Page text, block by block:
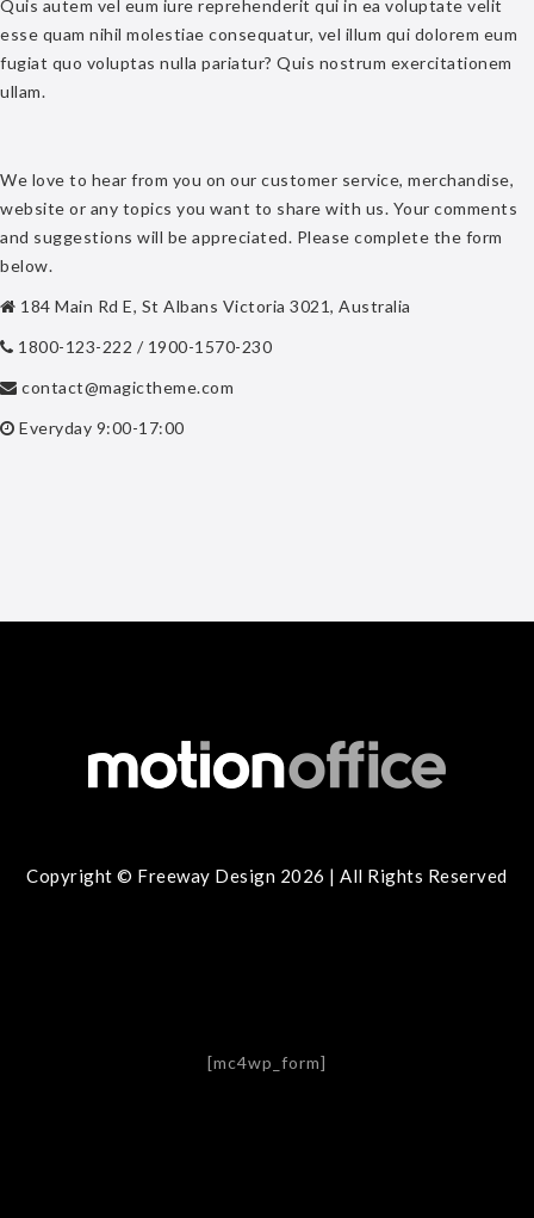
Quis autem vel eum iure reprehenderit qui in ea voluptate velit
esse quam nihil molestiae consequatur, vel illum qui dolorem eum
fugiat quo voluptas nulla pariatur? Quis nostrum exercitationem
ullam.
We love to hear from you on our customer service, merchandise,
website or any topics you want to share with us. Your comments
and suggestions will be appreciated. Please complete the form
below.
184 Main Rd E, St Albans Victoria 3021, Australia
1800-123-222 / 1900-1570-230
contact@magictheme.com
Everyday 9:00-17:00
Copyright © Freeway Design 2026 | All Rights Reserved
[mc4wp_form]